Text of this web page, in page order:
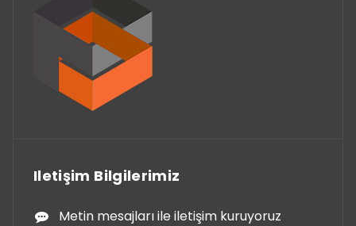
Iletişim Bilgilerimiz
Metin mesajları ile iletişim kuruyoruz